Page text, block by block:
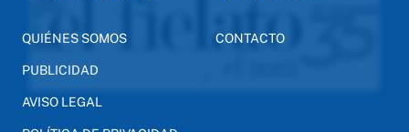
QUIÉNES SOMOS
PUBLICIDAD
AVISO LEGAL
CONTACTO